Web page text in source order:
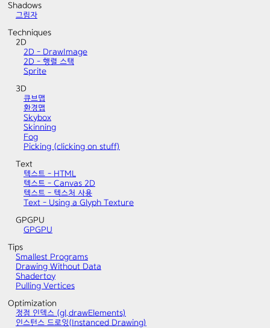
Shadows
그림자
Techniques
2D
2D - DrawImage
2D - 행렬 스택
Sprite
3D
큐브맵
환경맵
Skybox
Skinning
Fog
Picking (clicking on stuff)
Text
텍스트 - HTML
텍스트 - Canvas 2D
텍스트 - 텍스처 사용
Text - Using a Glyph Texture
GPGPU
GPGPU
Tips
Smallest Programs
Drawing Without Data
Shadertoy
Pulling Vertices
Optimization
정점 인덱스 (gl.drawElements)
인스턴스 드로잉(Instanced Drawing)